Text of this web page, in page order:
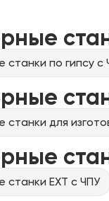
станки по гипсу с
станки для
станки EXT с ЧПУ